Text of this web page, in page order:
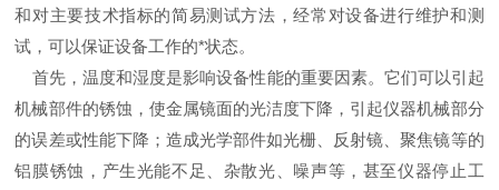
和对主要技术指标的简易测试方法，经常对设备进行维护和测
试，可以保证设备工作的*状态。
首先，温度和湿度是影响设备性能的重要因素。它们可以引起
机械部件的锈蚀，使金属镜面的光洁度下降，引起仪器机械部分
的误差或性能下降；造成光学部件如光栅、反射镜、聚焦镜等的
铝膜锈蚀，产生光能不足、杂散光、噪声等，甚至仪器停止工